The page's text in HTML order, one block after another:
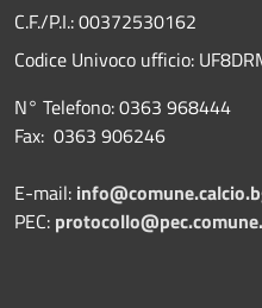
C.F./P.I.: 00372530162
Codice Univoco ufficio:
N° Telefono: 0363 968444
Fax: 0363 906246
E-mail:
PEC: